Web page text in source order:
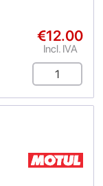
€12.00
Incl. IVA